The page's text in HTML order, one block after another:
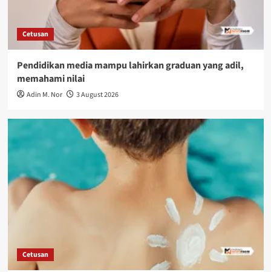
Cetusan
Pendidikan media mampu lahirkan graduan yang adil,
memahami nilai
Adin M. Nor 3 August 2026
Cetusan